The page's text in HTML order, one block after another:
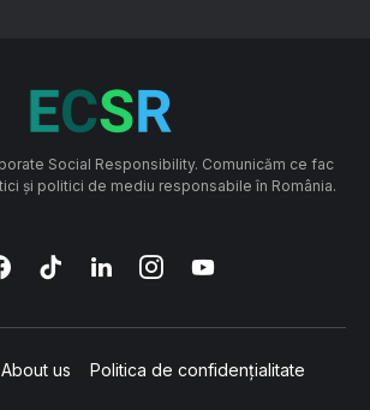
Social Responsibility. Comunicăm ce fac
și politici de mediu responsabile în România.
us Politica de confidențialitate